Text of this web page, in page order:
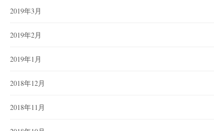
2019年3月
2019年2月
2019年1月
2018年12月
2018年11月